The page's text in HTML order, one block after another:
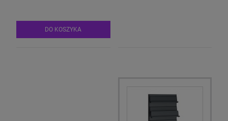
DO KOSZYKA